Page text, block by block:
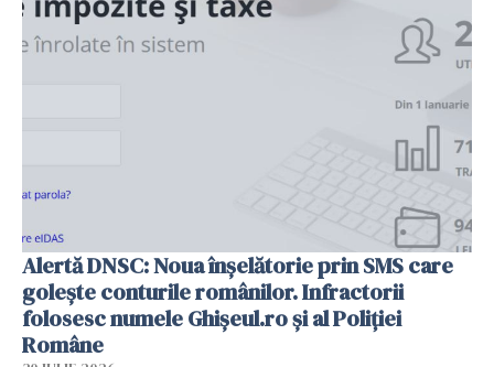
Alertă DNSC: Noua înșelătorie prin SMS care
golește conturile românilor. Infractorii
folosesc numele Ghișeul.ro și al Poliției
Române